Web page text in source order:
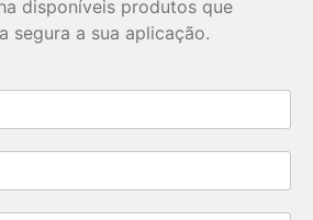
disponíveis produtos que
segura a sua aplicação.